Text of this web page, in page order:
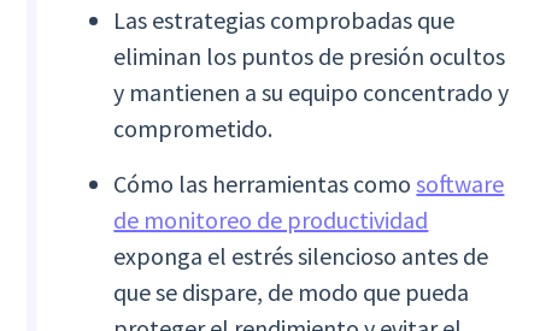
Las estrategias comprobadas que
eliminan los puntos de presión ocultos
y mantienen a su equipo concentrado y
comprometido.
Cómo las herramientas comosoftware
de monitoreo de productividad
exponga el estrés silencioso antes de
que se dispare, de modo que pueda